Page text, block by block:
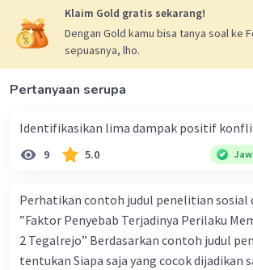
Beri Rating ·0.0(0) Balas
Klaim Gold gratis sekarang!
Dengan Gold kamu bisa tanya soal ke
sepuasnya, lho.
Pertanyaan serupa
Identifikasikan lima dampak positif
9 5.0
Perhatikan contoh judul penelitian sosial
”Faktor Penyebab Terjadinya Perilaku
2 Tegalrejo” Berdasarkan contoh judul penelitian di atas
tentukan Siapa saja yang cocok dijadikan